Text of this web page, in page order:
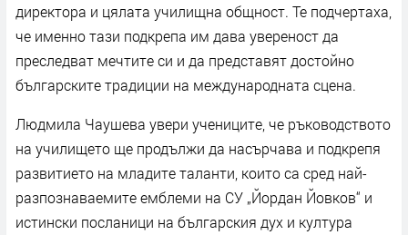
директора и цялата училищна общност. Те подчертаха,
че именно тази подкрепа им дава увереност да
преследват мечтите си и да представят достойно
българските традиции на международната сцена.
Людмила Чаушева увери учениците, че ръководството
на училището ще продължи да насърчава и подкрепя
развитието на младите таланти, които са сред най-
разпознаваемите емблеми на СУ „Йордан Йовков“ и
истински посланици на българския дух и култура